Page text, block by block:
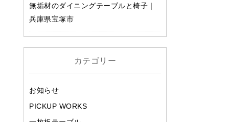
無垢材のダイニングテーブルと椅子｜
兵庫県宝塚市
カテゴリー
お知らせ
PICKUP WORKS